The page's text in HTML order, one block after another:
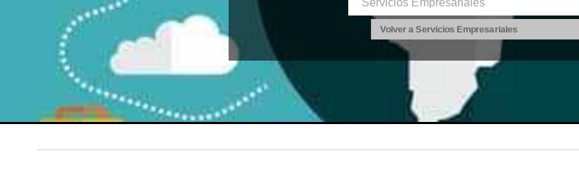
Volver a Servicios Empresariales